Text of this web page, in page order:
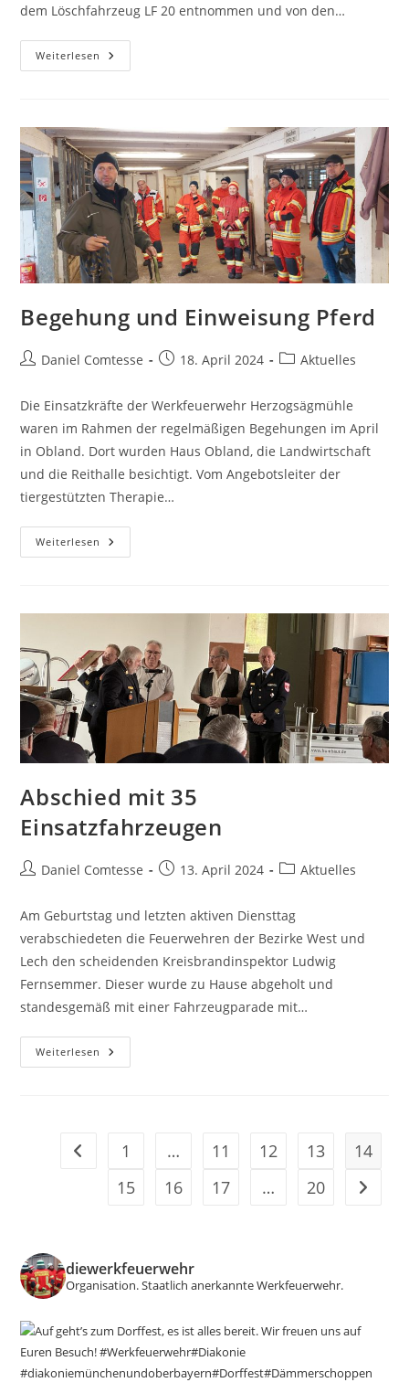
dem Löschfahrzeug LF 20 entnommen und von den…
Weiterlesen Gesamtübung
„Technische
Begehung und Einweisung Pferd
Beitrags-
Daniel Comtesse
Beitrag18. April 2024
Beitrags-
Aktuelles
Die Einsatzkräfte der Werkfeuerwehr Herzogsägmühle
waren im Rahmen der regelmäßigen Begehungen im April
in Obland. Dort wurden Haus Obland, die Landwirtschaft
und die Reithalle besichtigt. Vom Angebotsleiter der
tiergestützten Therapie…
Weiterlesen Begehung
Und
Abschied mit 35
Einsatzfahrzeugen
Beitrags-
Daniel Comtesse
Beitrag13. April 2024
Beitrags-
Aktuelles
Am Geburtstag und letzten aktiven Diensttag
verabschiedeten die Feuerwehren der Bezirke West und
Lech den scheidenden Kreisbrandinspektor Ludwig
Fernsemmer. Dieser wurde zu Hause abgeholt und
standesgemäß mit einer Fahrzeugparade mit…
Weiterlesen Abschied
Mit
Zur vorherigen Seite
1 … 11 12 13
14
15
16 17 … 20 Zur
diewerkfeuerwehr
Organisation.Staatlich anerkannte Werkfeuerwehr.